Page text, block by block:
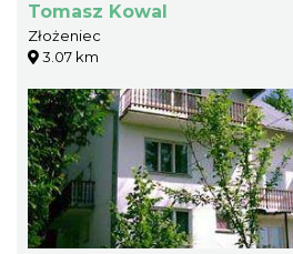
Tomasz Kowal
Złożeniec
3.07 km